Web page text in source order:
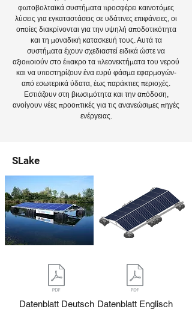
φωτοβολταϊκά συστήματα προσφέρει καινοτόμες
λύσεις για εγκαταστάσεις σε υδάτινες επιφάνειες, οι
οποίες διακρίνονται για την υψηλή αποδοτικότητα
και τη μοναδική κατασκευή τους. Αυτά τα
συστήματα έχουν σχεδιαστεί ειδικά ώστε να
αξιοποιούν στο έπακρο τα πλεονεκτήματα του νερού
και να υποστηρίζουν ένα ευρύ φάσμα εφαρμογών-
από εσωτερικά ύδατα, έως παράκτιες περιοχές.
Εστιάζουν στη βιωσιμότητα και την απόδοση,
ανοίγουν νέες προοπτικές για τις ανανεώσιμες πηγές
ενέργειας.
SLake
Datenblatt Deutsch Datenblatt Englisch